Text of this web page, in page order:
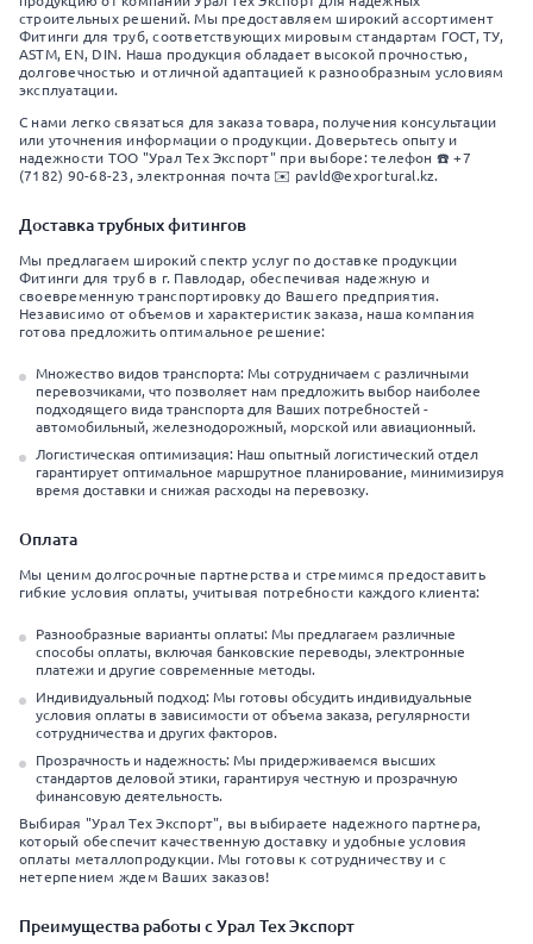
строительных решений. Мы предоставляем широкий ассортимент
Фитинги для труб, соответствующих мировым стандартам ГОСТ, ТУ,
ASTM, EN, DIN. Наша продукция обладает высокой прочностью,
долговечностью и отличной адаптацией к разнообразным условиям
эксплуатации.
С нами легко связаться для заказа товара, получения консультации
или уточнения информации о продукции. Доверьтесь опыту и
надежности ТОО "Урал Тех Экспорт" при выборе: телефон ☎️ +7
(7182) 90-68-23, электронная почта ✉️ pavld@exportural.kz.
Доставка трубных фитингов
Мы предлагаем широкий спектр услуг по доставке продукции
Фитинги для труб в г. Павлодар, обеспечивая надежную и
своевременную транспортировку до Вашего предприятия.
Независимо от объемов и характеристик заказа, наша компания
готова предложить оптимальное решение:
Множество видов транспорта: Мы сотрудничаем с различными
перевозчиками, что позволяет нам предложить выбор наиболее
подходящего вида транспорта для Ваших потребностей -
автомобильный, железнодорожный, морской или авиационный.
Логистическая оптимизация: Наш опытный логистический отдел
гарантирует оптимальное маршрутное планирование, минимизируя
время доставки и снижая расходы на перевозку.
Оплата
Мы ценим долгосрочные партнерства и стремимся предоставить
гибкие условия оплаты, учитывая потребности каждого клиента:
Разнообразные варианты оплаты: Мы предлагаем различные
способы оплаты, включая банковские переводы, электронные
платежи и другие современные методы.
Индивидуальный подход: Мы готовы обсудить индивидуальные
условия оплаты в зависимости от объема заказа, регулярности
сотрудничества и других факторов.
Прозрачность и надежность: Мы придерживаемся высших
стандартов деловой этики, гарантируя честную и прозрачную
финансовую деятельность.
Выбирая "Урал Тех Экспорт", вы выбираете надежного партнера,
который обеспечит качественную доставку и удобные условия
оплаты металлопродукции. Мы готовы к сотрудничеству и с
нетерпением ждем Ваших заказов!
Преимущества работы с Урал Тех Экспорт